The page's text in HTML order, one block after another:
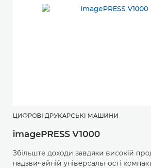
ЦИФРОВІ ДРУКАРСЬКІ МАШИНИ
imagePRESS V1000
Збільште доходи завдяки високій
надзвичайній універсальності